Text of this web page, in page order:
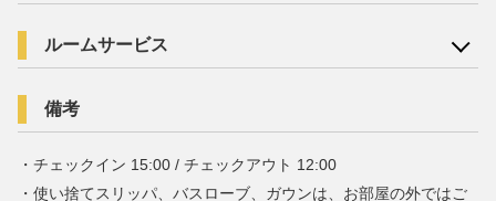
ルームサービス
備考
・チェックイン 15:00 / チェックアウト 12:00
・使い捨てスリッパ、バスローブ、ガウンは、お部屋の外ではご